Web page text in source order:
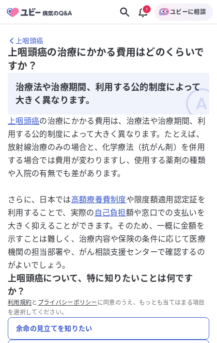
ユビーに相談
上咽頭癌
上咽頭癌の治療にかかる費用はどのくらいで
すか？
治療法や治療期間、利用する公的制度によって
大きく異なります。
上咽頭癌の治療にかかる費用は、治療法や治療期間、利
用する公的制度によって大きく異なります。たとえば、
放射線治療のみの場合と、化学療法（抗がん剤）を併用
する場合では費用が変わりますし、使用する薬剤の種類
や入院の有無でも差があります。
さらに、日本では高額療養費制度や限度額適用認定証を
利用することで、実際の 自己負担額や窓口での支払いを
大きく抑えることができます。そのため、一概に金額を
示すことは難しく、治療内容や保険の条件に応じて医療
機関の担当部署や、がん相談支援センターで確認するの
がよいでしょう。
上咽頭癌について、特に知りたいことは何です
か？
利用規約と プライバシーポリシー に同意のうえ、もっとも当てはまる項目
を選択してください。
余命の見立てを知りたい